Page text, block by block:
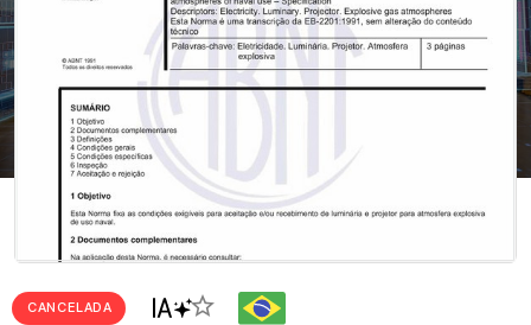
CANCELADA star_border